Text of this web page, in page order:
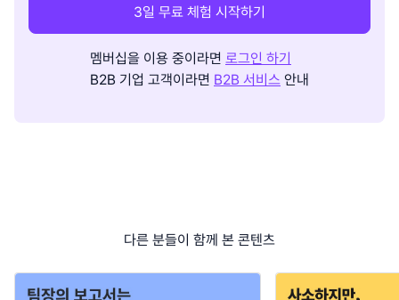
3일 무료 체험 시작하기
멤버십을 이용 중이라면 로그인 하기
B2B 기업 고객이라면 B2B 서비스 안내
다른 분들이 함께 본 콘텐츠